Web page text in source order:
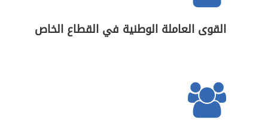
القوى العاملة الوطنية في القطاع الخاص